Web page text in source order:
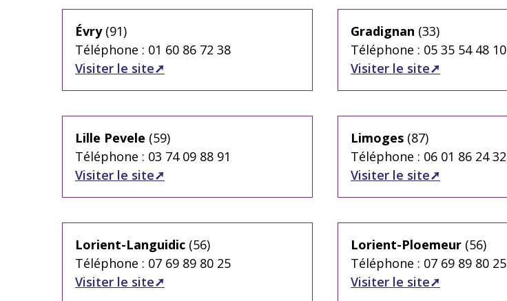
Évry(91)
Téléphone : 01 60 86 72 38
Visiter le site
Gradignan (33)
Téléphone : 05 35 54 48 10
Visiter le site
Lille Pevele (59)
Téléphone : 03 74 09 88 91
Visiter le site
Limoges (87)
Téléphone : 06 01 86 24 32
Visiter le site
Lorient-Languidic (56)
Téléphone : 07 69 89 80 25
Visiter le site
Lorient-Ploemeur (56)
Téléphone : 07 69 89 80 25
Visiter le site